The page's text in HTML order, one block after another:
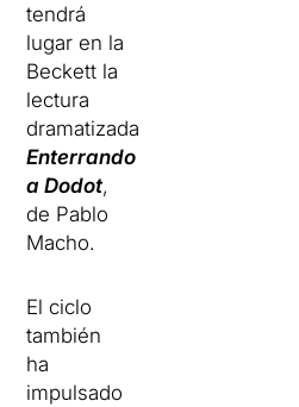
tendrá
lugar en la
Beckett la
lectura
dramatizada
Enterrando
a Dodot,
de Pablo
Macho.
El ciclo
también
ha
impulsado